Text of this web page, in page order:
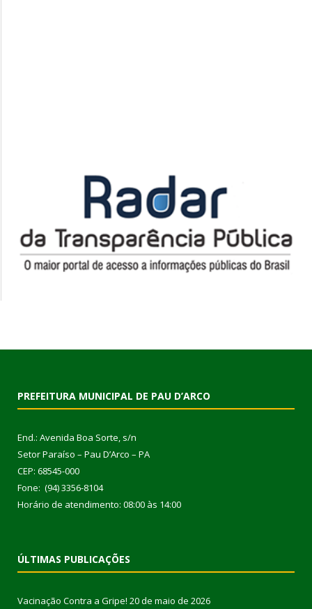
PREFEITURA MUNICIPAL DE PAU D’ARCO
End.: Avenida Boa Sorte, s/n
Setor Paraíso – Pau D’Arco – PA
CEP: 68545-000
Fone: (94) 3356-8104
Horário de atendimento: 08:00 às 14:00
ÚLTIMAS PUBLICAÇÕES
Vacinação Contra a Gripe! 20 de maio de 2026